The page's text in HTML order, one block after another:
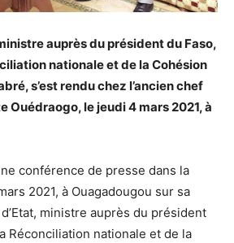
auprès du président du Faso,
nationale et de la Cohésion
s’est rendu chez l’ancien chef
Ouédraogo, le jeudi 4 mars 2021, à
conférence de presse dans la
2021, à Ouagadougou sur sa
ministre auprès du président
Réconciliation nationale et de la